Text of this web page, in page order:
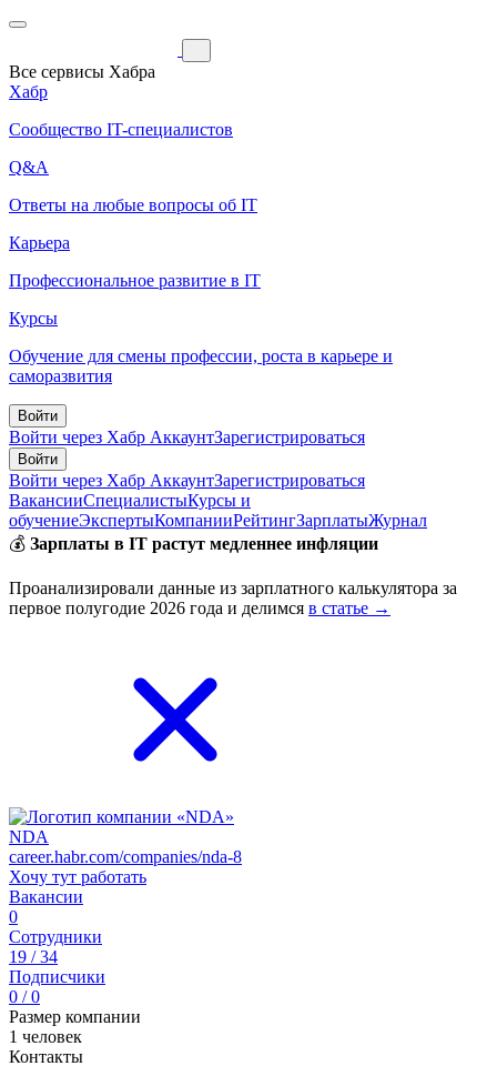
Все сервисы Хабра
Хабр
Сообщество IT-специалистов
Q&A
Ответы на любые вопросы об IT
Карьера
Профессиональное развитие в IT
Курсы
Обучение для смены профессии, роста в карьере и
саморазвития
Войти
Войти через Хабр АккаунтЗарегистрироваться
Войти
Войти через Хабр АккаунтЗарегистрироваться
ВакансииСпециалистыКурсы и
обучениеЭкспертыКомпанииРейтингЗарплатыЖурнал
💰 Зарплаты в IT растут медленнее инфляции
Проанализировали данные из зарплатного калькулятора за
первое полугодие 2026 года и делимся в статье →
NDA
career.habr.com/companies/nda-8
Хочу тут работать
Вакансии
0
Сотрудники
19 / 34
Подписчики
0 / 0
Размер компании
1 человек
Контакты